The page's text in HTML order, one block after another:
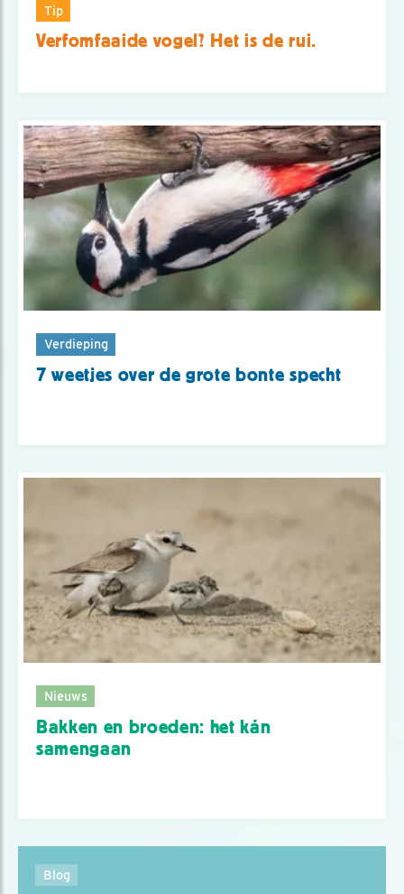
Tip
Verfomfaaide vogel? Het is de rui.
Verdieping
7 weetjes over de grote bonte specht
Nieuws
Bakken en broeden: het kán
samengaan
Blog